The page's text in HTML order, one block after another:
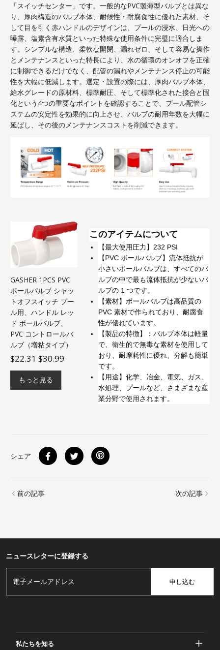
「スイッチセンター」です。一般的なPVC製薄型バルブとは異な
り、厚肉構造のバルブ本体、耐候性・耐腐食性に優れた素材、そ
して目を引く赤ハンドルのデザインは、プールの浸水、日光への
曝露、塩素含有水質といった特殊な使用条件に完璧に適合しま
す。シンプルな構造、柔軟な開閉、漏れゼロ、そして容易な操作
とメンテナンスといった特長により、水の循環のオンオフを正確
に制御できるだけでなく、配管の漏れやメンテナンス停止の可能
性を大幅に低減します。選定・設置の際には、厚肉バルブ本体、
給水グレードの原材料、標準耐圧、そして標準化された接合と固
化という4つの重要なポイントを確認することで、プール配管シ
ステムの安定性を効果的に向上させ、バルブの耐用年数を大幅に
延ばし、その後のメンテナンスコストを削減できます。
GASHER 1PCS PVC
ボールバルブ シャッ
トオフスイッチ プー
ル用、ハンドル レッ
ド ボールバルブ、
PVC コントロールバ
ルブ（増粘タイプ）
$22.31 $30.99
もっと見る
このアイテムについて
【最大使用圧力】232 PSI
【PVC ボールバルブ】流体抵抗が
小さいボールバルブは、すべてのバ
ルブの中で最も流体抵抗が少ないバ
ルブの 1 つです。
【素材】ボールバルブは高品質の
PVC 素材で作られており、耐腐食
性が優れています。
【製品の特徴】：バルブ本体は軽量
で、衛生的で無毒な素材を使用して
おり、耐摩耗性に優れ、分解も簡単
です。
【用途】化学、冶金、電気、ガス、
水処理、プールなど、さまざまな産
業分野で使用されます。
シェア
前の記事 次の記事
ニュースレターに登録する
申し込む
私たちを知る